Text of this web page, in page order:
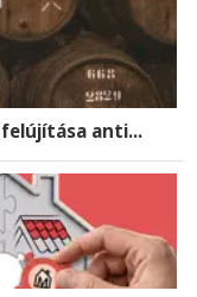
anti...